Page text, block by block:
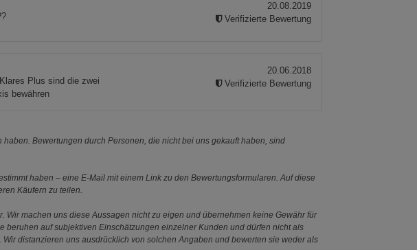
20.08.2019
Verifizierte Bewertung
Plus sind die zwei
bewähren
20.06.2018
Verifizierte Bewertung
Bewertungen durch Personen, die nicht bei uns gekauft haben, sind
haben – eine E-Mail mit einem Link zu den Bewertungsformularen. Auf diese
Käufern zu teilen.
machen uns diese Aussagen nicht zu eigen und übernehmen keine Gewähr für
auf subjektiven Einschätzungen einzelner Kunden und dürfen nicht als
distanzieren uns ausdrücklich von solchen Angaben und bewerten sie weder als